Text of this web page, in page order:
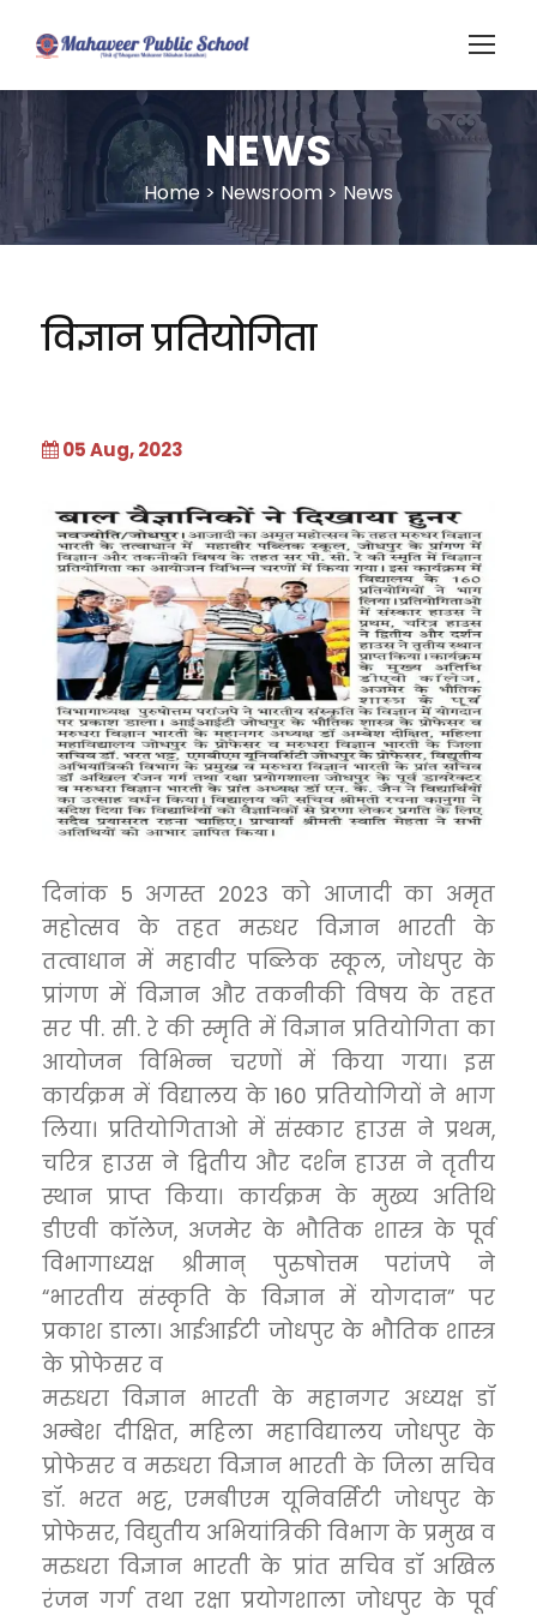
NEWS
Home > Newsroom > News
विज्ञान प्रतियोगिता
05 Aug, 2023
दिनांक 5 अगस्त 2023 को आजादी का अमृत
महोत्सव के तहत मरुधर विज्ञान भारती के
तत्वाधान में महावीर पब्लिक स्कूल, जोधपुर के
प्रांगण में विज्ञान और तकनीकी विषय के तहत
सर पी. सी. रे की स्मृति में विज्ञान प्रतियोगिता का
आयोजन विभिन्न चरणों में किया गया। इस
कार्यक्रम में विद्यालय के 160 प्रतियोगियों ने भाग
लिया। प्रतियोगिताओ में संस्कार हाउस ने प्रथम,
चरित्र हाउस ने द्वितीय और दर्शन हाउस ने तृतीय
स्थान प्राप्त किया। कार्यक्रम के मुख्य अतिथि
डीएवी कॉलेज, अजमेर के भौतिक शास्त्र के पूर्व
विभागाध्यक्ष श्रीमान् पुरुषोत्तम परांजपे ने
“भारतीय संस्कृति के विज्ञान में योगदान” पर
प्रकाश डाला। आईआईटी जोधपुर के भौतिक शास्त्र
के प्रोफेसर व
मरुधरा विज्ञान भारती के महानगर अध्यक्ष डॉ
अम्बेश दीक्षित, महिला महाविद्यालय जोधपुर के
प्रोफेसर व मरुधरा विज्ञान भारती के जिला सचिव
डॉ. भरत भट्ट, एमबीएम यूनिवर्सिटी जोधपुर के
प्रोफेसर, विद्युतीय अभियांत्रिकी विभाग के प्रमुख व
मरुधरा विज्ञान भारती के प्रांत सचिव डॉ अखिल
रंजन गर्ग तथा रक्षा प्रयोगशाला जोधपुर के पूर्व